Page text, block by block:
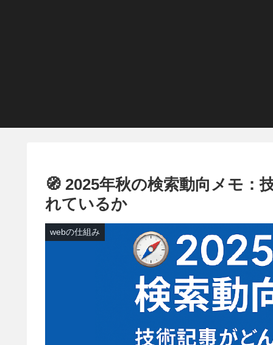
🧭 2025年秋の検索動向メモ：
れているか
webの仕組み